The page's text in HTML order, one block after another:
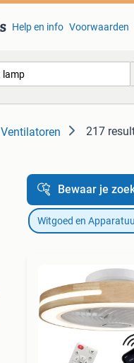
Help en info Voorwaarden
Ventilatoren 217
Bewaar je
Witgoed en